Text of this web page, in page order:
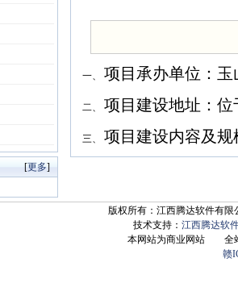
[更多]
一、 项目承办单位：
二、 项目建设地址：
三、 项目建设内容及
版权所有：江西腾达软件有限
技术支持： 江西腾达软
本网站为商业网站 全
赣